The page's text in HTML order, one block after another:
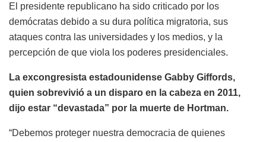
El presidente republicano ha sido criticado por los
demócratas debido a su dura política migratoria, sus
ataques contra las universidades y los medios, y la
percepción de que viola los poderes presidenciales.
La excongresista estadounidense Gabby Giffords,
quien sobrevivió a un disparo en la cabeza en 2011,
dijo estar “devastada” por la muerte de Hortman.
“Debemos proteger nuestra democracia de quienes